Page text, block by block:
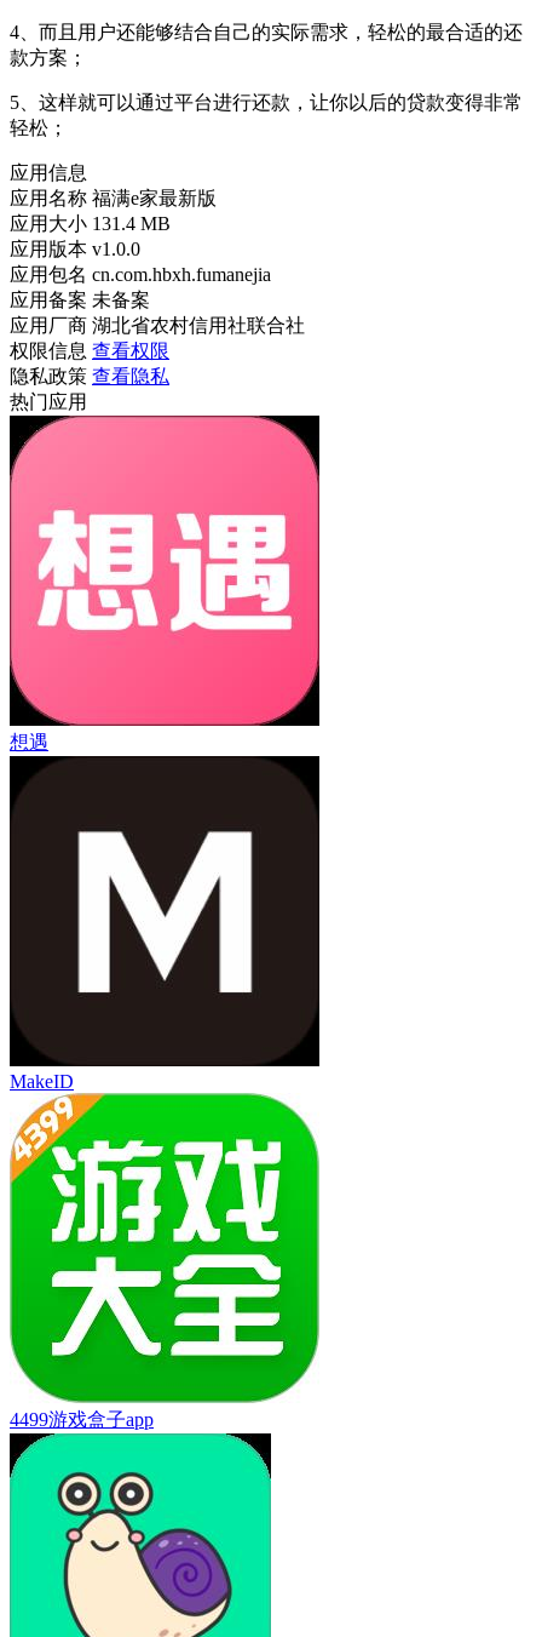
4、而且用户还能够结合自己的实际需求，轻松的最合适的还
款方案；
5、这样就可以通过平台进行还款，让你以后的贷款变得非常
轻松；
应用信息
应用名称 福满e家最新版
应用大小 131.4 MB
应用版本 v1.0.0
应用包名 cn.com.hbxh.fumanejia
应用备案 未备案
应用厂商 湖北省农村信用社联合社
权限信息 查看权限
隐私政策 查看隐私
热门应用
想遇
MakeID
4499游戏盒子app